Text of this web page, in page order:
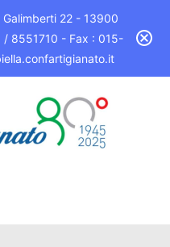
22 - 13900
/ 8551710 - Fax : 015-